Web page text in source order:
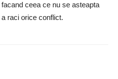
ceea ce nu se asteapta
raci orice conflict.